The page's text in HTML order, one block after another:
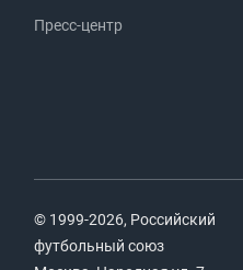
Пресс-центр
© 1999-2026, Российский
футбольный союз